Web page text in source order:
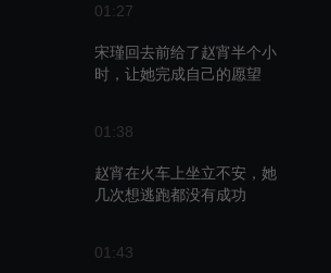
01:27
宋瑾回去前给了赵宵半个小
时，让她完成自己的愿望
01:38
赵宵在火车上坐立不安，她
几次想逃跑都没有成功
01:43